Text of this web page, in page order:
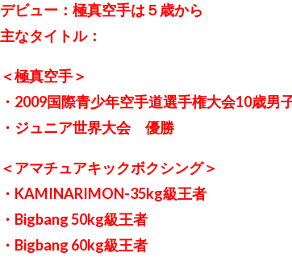
デビュー：極真空手は５歳から
主なタイトル：
＜極真空手＞
・2009国際青少年空手道選手権大会10歳
・ジュニア世界大会 優勝
＜アマチュアキックボクシング＞
・KAMINARIMON-35kg級王者
・Bigbang 50kg級王者
・Bigbang 60kg級王者